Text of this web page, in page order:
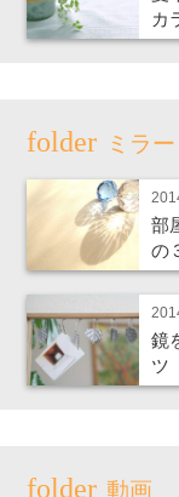
カ
ミラー
部
の
鏡
ツ
動画